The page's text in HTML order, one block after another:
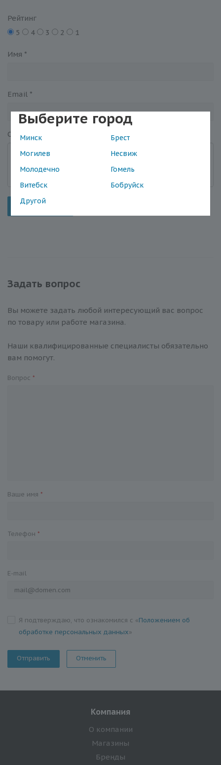
Выберите город
Минск
Брест
Могилев
Несвиж
Молодечно
Гомель
Витебск
Бобруйск
Другой
Рейтинг
5
4 3 2 1
Имя *
Email *
Отзыв
Отправить
Задать вопрос
Вы можете задать любой интересующий вас вопрос
по товару или работе магазина.
Наши квалифицированные специалисты обязательно
вам помогут.
Вопрос *
Ваше имя *
Телефон *
E-mail
Я подтверждаю, что ознакомился с «Положением об
обработке персональных данных»
Отменить
Компания
О компании
Магазины
Бренды